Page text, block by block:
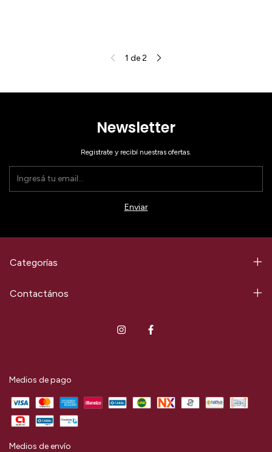
1 de2
Newsletter
Registrate y recibí nuestras ofertas.
Categorías
Contactános
Medios de pago
Medios de envío